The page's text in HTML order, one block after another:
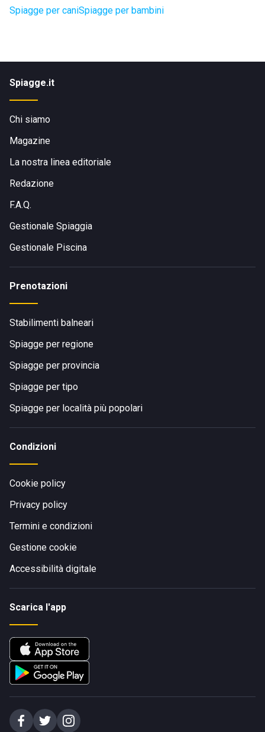
Spiagge per caniSpiagge per bambini
Spiagge.it
Chi siamo
Magazine
La nostra linea editoriale
Redazione
F.A.Q.
Gestionale Spiaggia
Gestionale Piscina
Prenotazioni
Stabilimenti balneari
Spiagge per regione
Spiagge per provincia
Spiagge per tipo
Spiagge per località più popolari
Condizioni
Cookie policy
Privacy policy
Termini e condizioni
Gestione cookie
Accessibilità digitale
Scarica l'app